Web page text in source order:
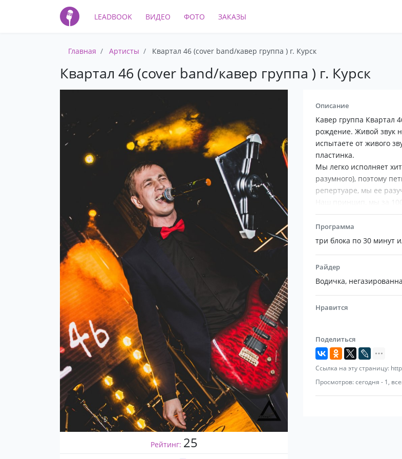
LEADBOOK ВИДЕО ФОТО ЗАКАЗЫ
Главная Артисты Квартал 46 (cover band/кавер группа ) г. Курск
Квартал 46 (cover band/кавер группа ) г. Курск
Рейтинг: 25
Описание
Кавер группа Квартал
рождение. Живой звук
испытаете от живого
пластинка.
Мы легко исполняет
разумного), поэтому
репертуаре, мы ее
Наш принцип, мы за
подкладок и автотюна
Состав группы 5 человек:
Максим Танков –
Алексей Пьяных – бас
Букреев Юра —
Программа
три блока по 30 минут
Райдер
Водичка,
Нравится
Поделиться
Ссылка на эту страницу:
Просмотров: сегодня - 1,